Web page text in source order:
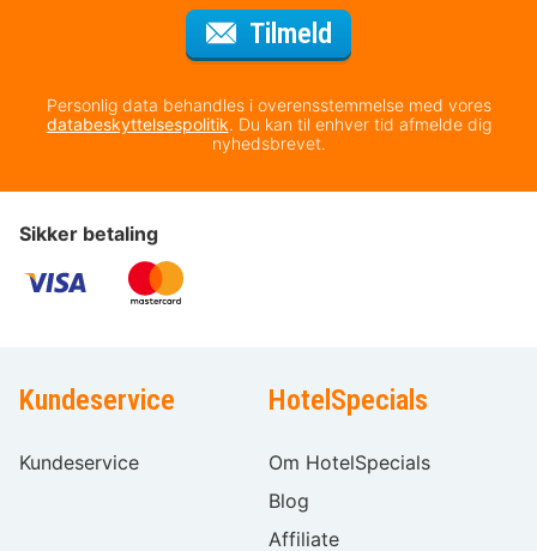
Tilmeld
Personlig data behandles i overensstemmelse med vores
databeskyttelsespolitik. Du kan til enhver tid afmelde dig
nyhedsbrevet.
Sikker betaling
Kundeservice
Kundeservice
HotelSpecials
Om HotelSpecials
Blog
Affiliate